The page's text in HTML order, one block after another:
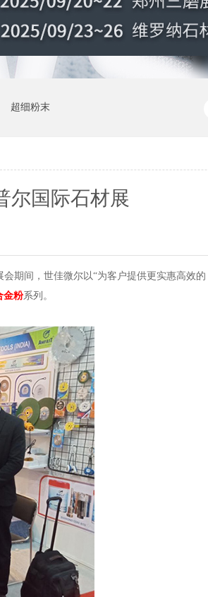
超细粉末
尔国际石材展
期间，世佳微尔以“为客户提供更实惠高效的
金粉系列。